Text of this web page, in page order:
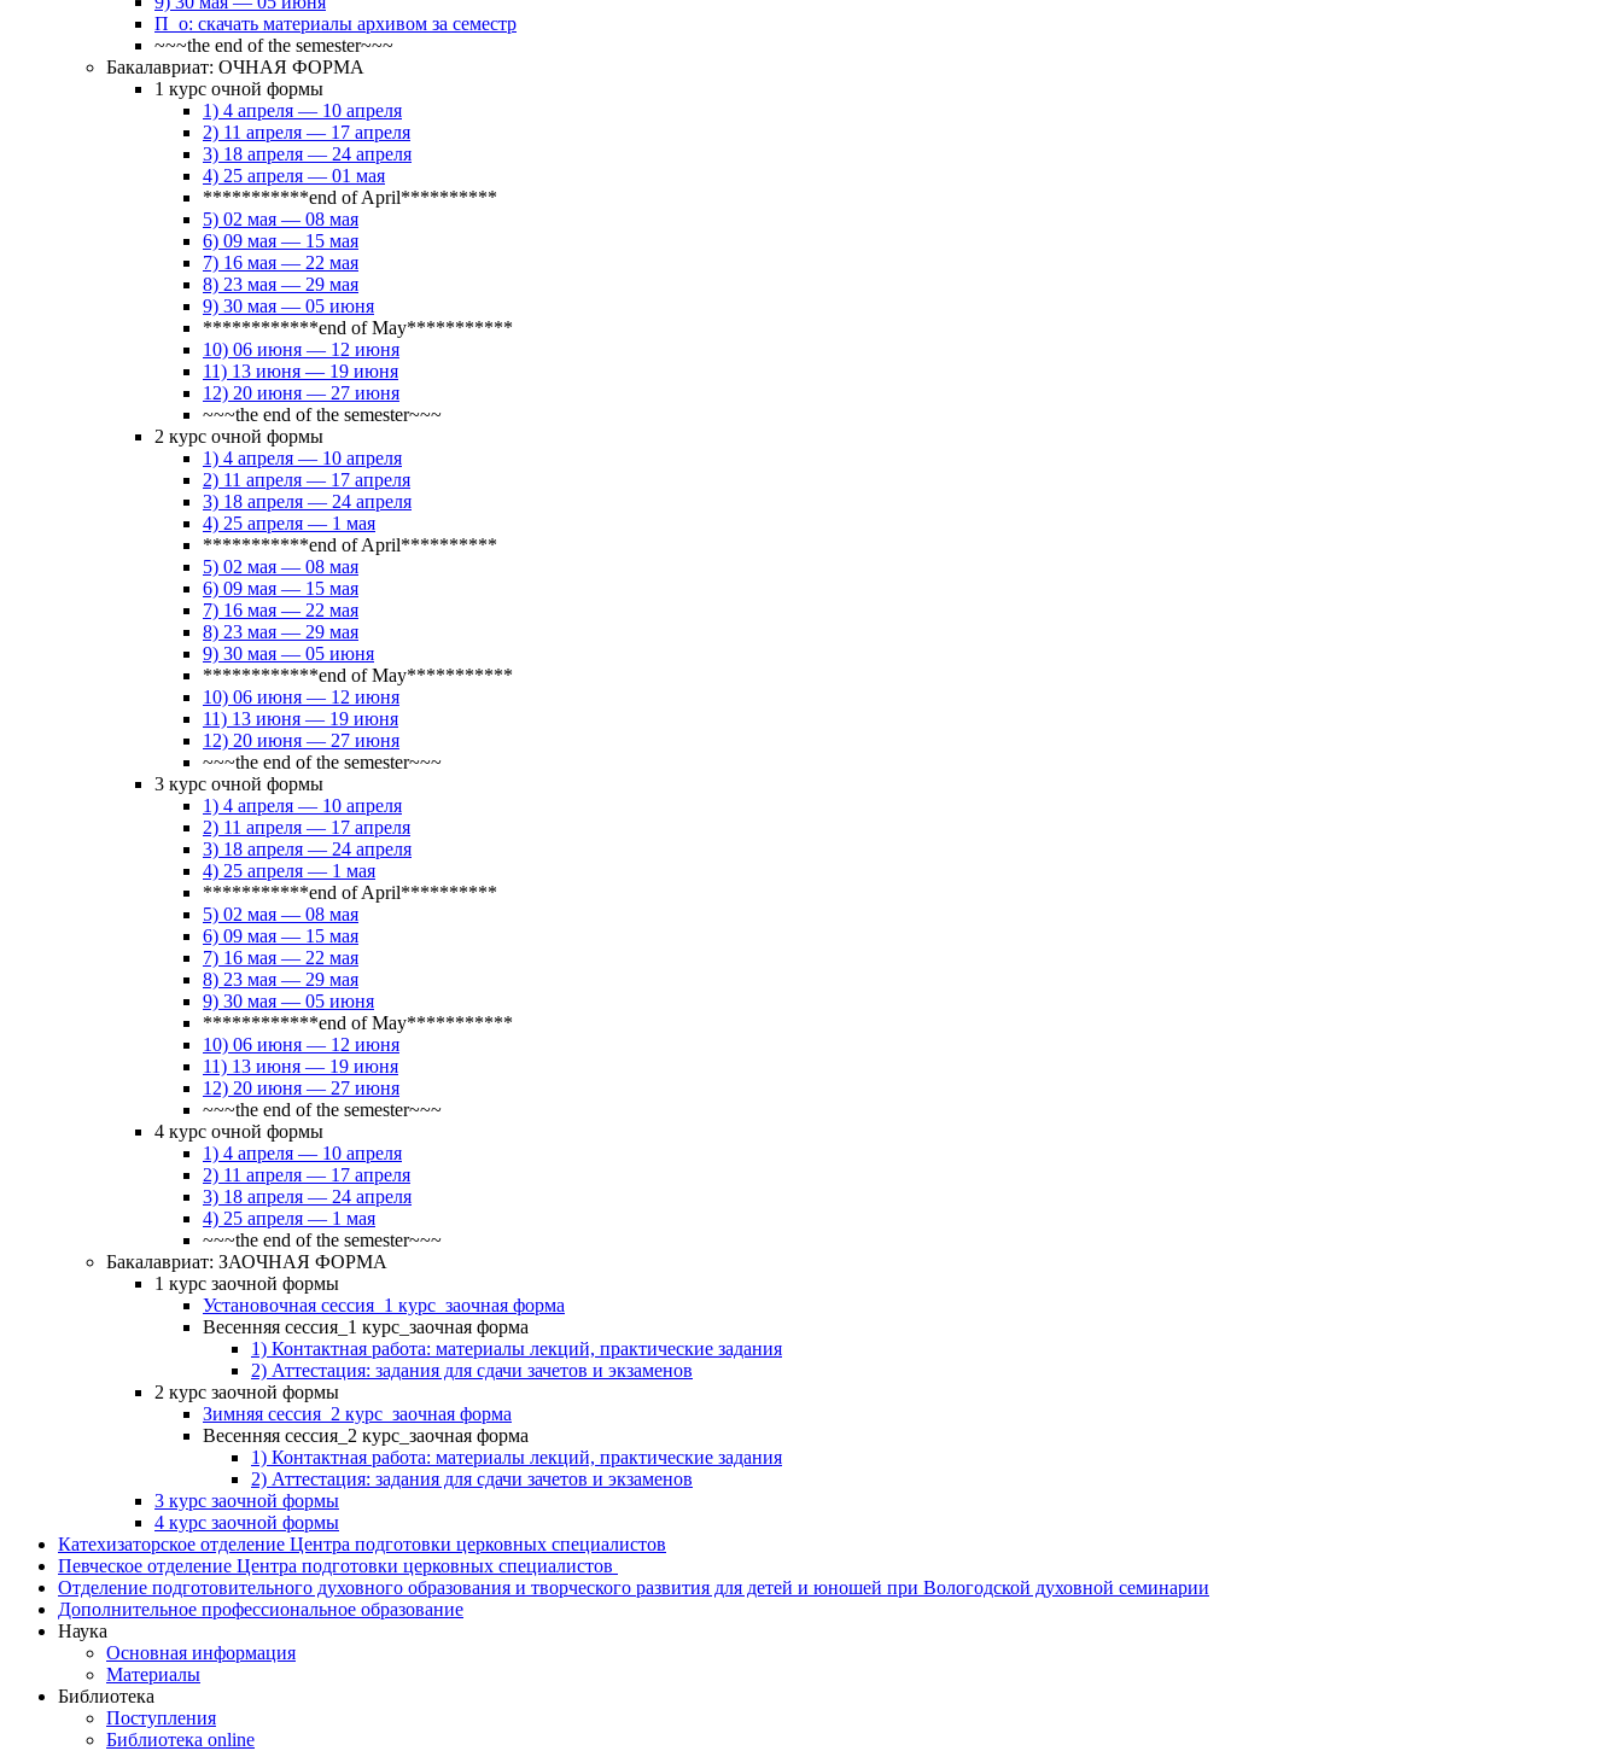
П_о: скачать материалы архивом за семестр
~~~the end of the semester~~~
Бакалавриат: ОЧНАЯ ФОРМА
1 курс очной формы
1) 4 апреля — 10 апреля
2) 11 апреля — 17 апреля
3) 18 апреля — 24 апреля
4) 25 апреля — 01 мая
***********end of April**********
5) 02 мая — 08 мая
6) 09 мая — 15 мая
7) 16 мая — 22 мая
8) 23 мая — 29 мая
9) 30 мая — 05 июня
************end of May***********
10) 06 июня — 12 июня
11) 13 июня — 19 июня
12) 20 июня — 27 июня
~~~the end of the semester~~~
2 курс очной формы
1) 4 апреля — 10 апреля
2) 11 апреля — 17 апреля
3) 18 апреля — 24 апреля
4) 25 апреля — 1 мая
***********end of April**********
5) 02 мая — 08 мая
6) 09 мая — 15 мая
7) 16 мая — 22 мая
8) 23 мая — 29 мая
9) 30 мая — 05 июня
************end of May***********
10) 06 июня — 12 июня
11) 13 июня — 19 июня
12) 20 июня — 27 июня
~~~the end of the semester~~~
3 курс очной формы
1) 4 апреля — 10 апреля
2) 11 апреля — 17 апреля
3) 18 апреля — 24 апреля
4) 25 апреля — 1 мая
***********end of April**********
5) 02 мая — 08 мая
6) 09 мая — 15 мая
7) 16 мая — 22 мая
8) 23 мая — 29 мая
9) 30 мая — 05 июня
************end of May***********
10) 06 июня — 12 июня
11) 13 июня — 19 июня
12) 20 июня — 27 июня
~~~the end of the semester~~~
4 курс очной формы
1) 4 апреля — 10 апреля
2) 11 апреля — 17 апреля
3) 18 апреля — 24 апреля
4) 25 апреля — 1 мая
~~~the end of the semester~~~
Бакалавриат: ЗАОЧНАЯ ФОРМА
1 курс заочной формы
Установочная сессия_1 курс_заочная форма
Весенняя сессия_1 курс_заочная форма
1) Контактная работа: материалы лекций, практические задания
2) Аттестация: задания для сдачи зачетов и экзаменов
2 курс заочной формы
Зимняя сессия_2 курс_заочная форма
Весенняя сессия_2 курс_заочная форма
1) Контактная работа: материалы лекций, практические задания
2) Аттестация: задания для сдачи зачетов и экзаменов
3 курс заочной формы
4 курс заочной формы
Катехизаторское отделение Центра подготовки церковных специалистов
Певческое отделение Центра подготовки церковных специалистов
Отделение подготовительного духовного образования и творческого развития для детей и юношей при Вологодской духовной семинарии
Дополнительное профессиональное образование
Наука
Основная информация
Материалы
Библиотека
Поступления
Библиотека online